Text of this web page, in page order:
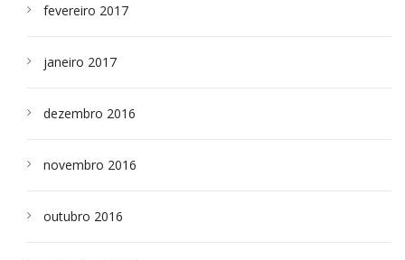
fevereiro 2017
janeiro 2017
dezembro 2016
novembro 2016
outubro 2016